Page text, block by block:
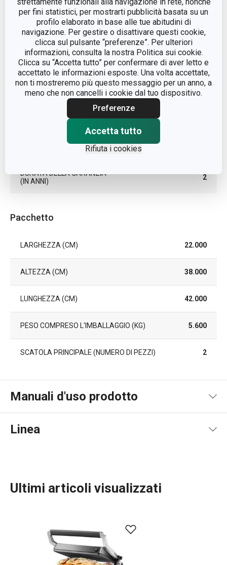
per fini statistici, per mostrarti pubblicità basata su un
profilo elaborato in base alle tue abitudini di
navigazione. Per gestire o disattivare questi cookie,
clicca sul pulsante “preferenze”. Per ulteriori
informazioni, consulta la nostra Politica sui cookie.
Clicca su “Accetta tutto” per confermare di aver letto e
accettato le informazioni esposte. Una volta accettate,
non ti mostreremo più questo messaggio per un anno, a
meno che non cancelli i cookie dal tuo dispositivo.
Preferenze
Accetta tutto
Rifiuta i cookies
(W)
LINEA DI PRODOTTO PRESIDENT
MATERIALE
plastica, acciaio
inossidabile
TIPO griglia
TIPO DI ALIMENTAZIONE dalla rete elettrica
DURATA DELLA GARANZIA
(IN ANNI)
2
Pacchetto
LARGHEZZA (CM) 22.000
ALTEZZA (CM) 38.000
LUNGHEZZA (CM) 42.000
PESO COMPRESO L'IMBALLAGGIO (KG) 5.600
SCATOLA PRINCIPALE (NUMERO DI PEZZI) 2
Manuali d'uso prodotto
Linea
Cucinare
Ultimi articoli visualizzati